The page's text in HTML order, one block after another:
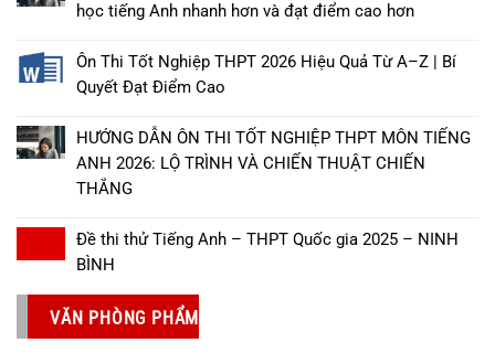
học tiếng Anh nhanh hơn và đạt điểm cao hơn
Ôn Thi Tốt Nghiệp THPT 2026 Hiệu Quả Từ A–Z | Bí
Quyết Đạt Điểm Cao
HƯỚNG DẪN ÔN THI TỐT NGHIỆP THPT MÔN TIẾNG
ANH 2026: LỘ TRÌNH VÀ CHIẾN THUẬT CHIẾN
THẮNG
Đề thi thử Tiếng Anh – THPT Quốc gia 2025 – NINH
BÌNH
VĂN PHÒNG PHẨM